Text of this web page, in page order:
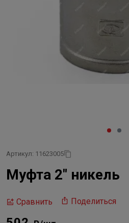
Артикул: 11623005
Муфта 2" никель
Сравнить Поделиться